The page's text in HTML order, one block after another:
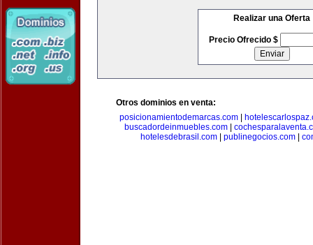
Realizar una Oferta
Precio Ofrecido $
Otros dominios en venta:
posicionamientodemarcas.com|
buscadordeinmuebles.com
hotelesdebrasil.com
publinegocios.com